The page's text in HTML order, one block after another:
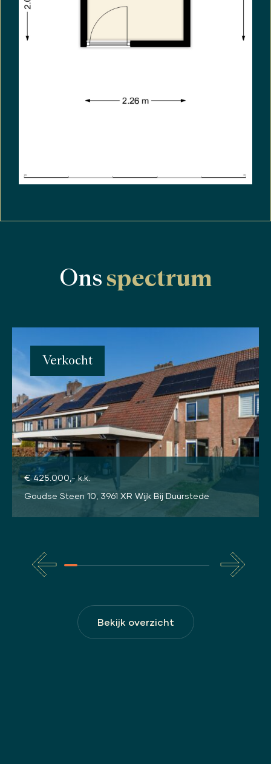
Ons spectrum
Verkocht
€ 425.000,- k.k.
Goudse Steen 10, 3961 XR Wijk Bij Duurstede
Bekijk overzicht